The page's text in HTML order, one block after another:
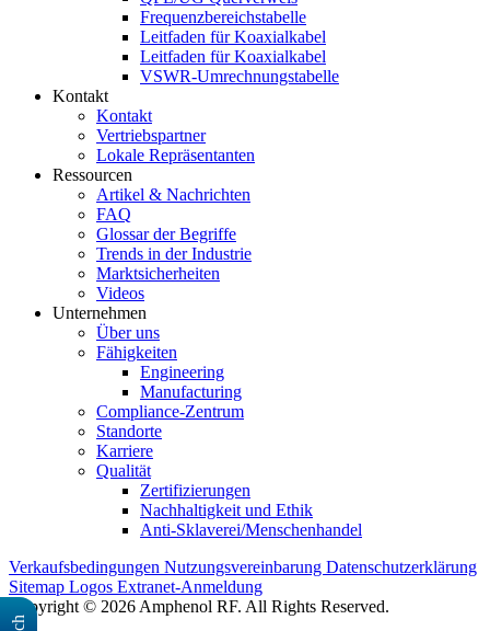
Frequenzbereichstabelle
Leitfaden für Koaxialkabel
Leitfaden für Koaxialkabel
VSWR-Umrechnungstabelle
Kontakt
Kontakt
Vertriebspartner
Lokale Repräsentanten
Ressourcen
Artikel & Nachrichten
FAQ
Glossar der Begriffe
Trends in der Industrie
Marktsicherheiten
Videos
Unternehmen
Über uns
Fähigkeiten
Engineering
Manufacturing
Compliance-Zentrum
Standorte
Karriere
Qualität
Zertifizierungen
Nachhaltigkeit und Ethik
Anti-Sklaverei/Menschenhandel
Verkaufsbedingungen Nutzungsvereinbarung Datenschutzerklärung
Sitemap Logos Extranet-Anmeldung
Copyright © 2026 Amphenol RF. All Rights Reserved.